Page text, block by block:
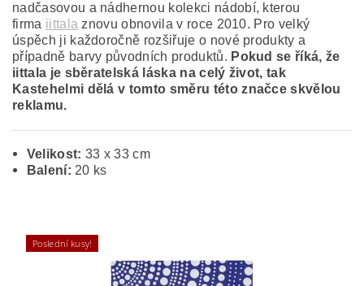
nadčasovou a nádhernou kolekci nádobí, kterou
firma iittala znovu obnovila v roce 2010. Pro velký
úspěch ji každoročně rozšiřuje o nové produkty a
případně barvy původních produktů. Pokud se říká, že
iittala je sběratelská láska na celý život, tak
Kastehelmi dělá v tomto směru této značce skvělou
reklamu.
Velikost: 33 x 33 cm
Balení: 20 ks
Poslední kusy!